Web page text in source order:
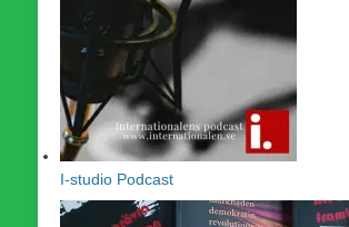
I-studio Podcast